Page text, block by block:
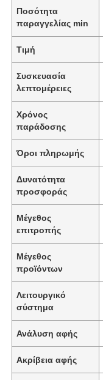
Ποσότητα
παραγγελίας min
Τιμή
Συσκευασία
λεπτομέρειες
Χρόνος
παράδοσης
Όροι πληρωμής
Δυνατότητα
προσφοράς
Μέγεθος
επιτροπής
Μέγεθος
προϊόντων
Λειτουργικό
σύστημα
Ανάλυση αφής
Ακρίβεια αφής